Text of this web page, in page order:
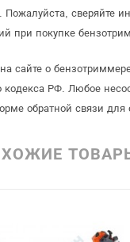
Пожалуйста, сверяйте
при покупке
сайте о
кодекса РФ. Любое
обратной связи для